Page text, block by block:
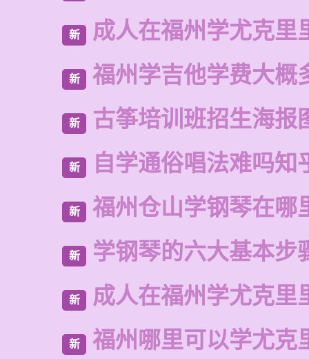
新 成人在福州学尤克里
新 福州学吉他学费大概
新 古筝培训班招生海报
新 自学通俗唱法难吗知
新 福州仓山学钢琴在哪
新 学钢琴的六大基本步
新 成人在福州学尤克里
新 福州哪里可以学尤克